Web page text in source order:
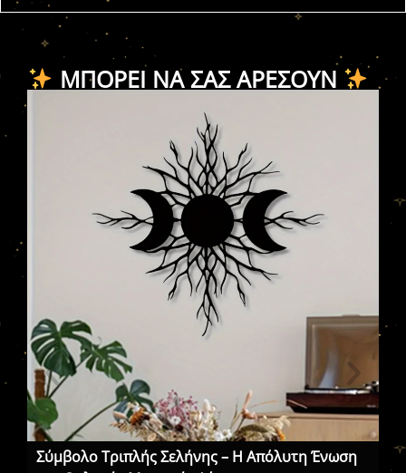
ΜΠΟΡΕΊ ΝΑ ΣΑΣ ΑΡΈΣΟΥΝ
Σύμβολο Τριπλής Σελήνης – Η Απόλυτη Ένωση